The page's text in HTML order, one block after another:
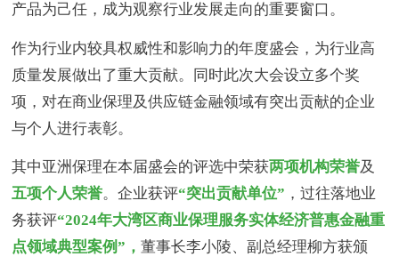
产品为己任，成为观察行业发展走向的重要窗口。
作为行业内较具权威性和影响力的年度盛会，为行业高
质量发展做出了重大贡献。同时此次大会设立多个奖
项，对在商业保理及供应链金融领域有突出贡献的企业
与个人进行表彰。
其中亚洲保理在本届盛会的评选中荣获两项机构荣誉及
五项个人荣誉。企业获评“突出贡献单位” ，过往落地业
务获评“2024年大湾区商业保理服务实体经济普惠金融重
点领域典型案例”，董事长李小陵、副总经理柳方获颁